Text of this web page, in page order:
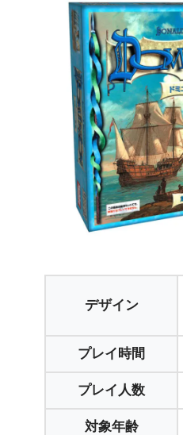
デザイン
プレイ時間
プレイ人数
対象年齢